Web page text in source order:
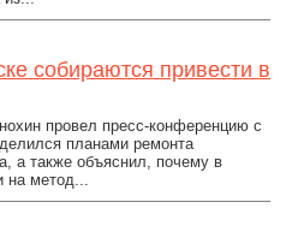
собираются привести в
провел пресс-конференцию с
планами ремонта
а также объяснил, почему в
на метод...